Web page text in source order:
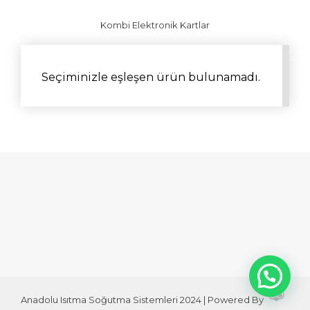
Kombi Elektronik Kartlar
Seçiminizle eşleşen ürün bulunamadı.
Anadolu Isıtma Soğutma Sistemleri 2024 | Powered By